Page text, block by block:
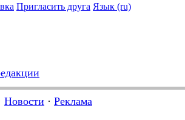
Пригласить друга Язык (ru)
Новости · Реклама